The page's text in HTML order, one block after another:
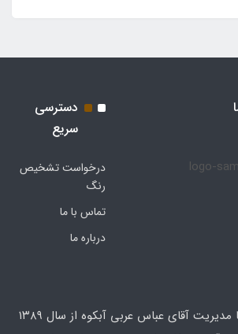
دسترسی
سریع
درخواست تشخیص
رنگ
تماس با ما
درباره ما
با مدیریت آقای عباس عربی آبکوه از سال ۱۳۸۹